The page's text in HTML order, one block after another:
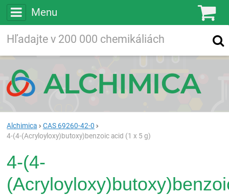
Menu
Vyhľadávanie
Alchimica
CAS 69260-42-0
4-(4-(Acryloyloxy)butoxy)benzoic acid (1 x 5 g)
4-(4-